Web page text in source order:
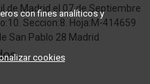
de Madrid el 07 de Septiembre
Seccion:8. Hoja:M-414659
San Pablo 28 Madrid
con fines analíticos y
cookies